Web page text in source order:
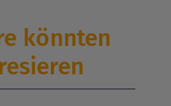
könnten